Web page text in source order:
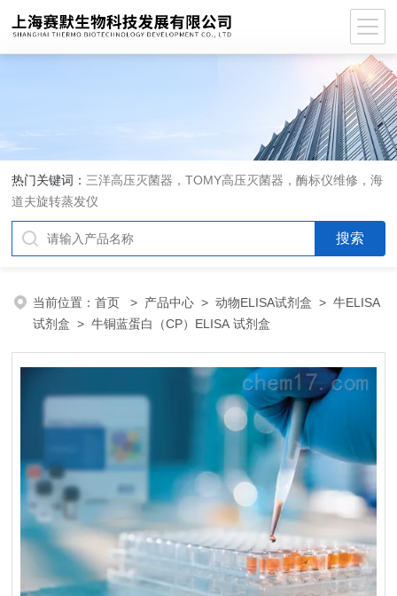
热门关键词： 三洋高压灭菌器，TOMY高压灭菌器，酶标仪维修，海
道夫旋转蒸发仪
当前位置：首页 > 产品中心 >动物ELISA试剂盒 >牛ELISA
试剂盒 > 牛铜蓝蛋白（CP）ELISA 试剂盒